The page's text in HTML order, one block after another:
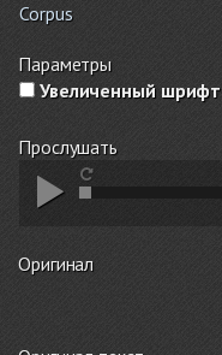
Corpus
Параметры
Увеличенный шрифт
Прослушать
Оригинал